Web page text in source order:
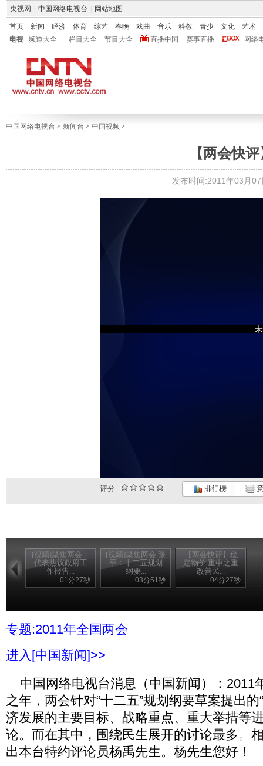
央视网 中国网络电视台 网站地图
首页 新闻 经济 体育 综艺 春晚 戏曲 音乐 科教 青少 文化
艺术
电视
频道大全 栏目大全 节目大全 直播中国 赛事直播 网络
中国网络电视台 > 新闻台 > 中国视频 >
【两会快
发布时间:2011年03月
评分 排行榜
[视频]聚焦两会：
代表热议政府工
作报告...
01分27秒
[视频]聚焦两会 张
平：十二五规划
纲要...
03分51秒
【两会快评】稳
定物价 重中之重
改善民...
04分27秒
专题:2011年全国两会
进入[中国新闻]>>
中国网络电视台消息（中国新闻）：2011
之年，两会针对“十二五”规划纲要草案提出的
济发展的主要目标、战略重点、重大举措等
论。而在其中，围绕民生展开的讨论最多。
出本台特约评论员杨禹先生。杨先生您好！